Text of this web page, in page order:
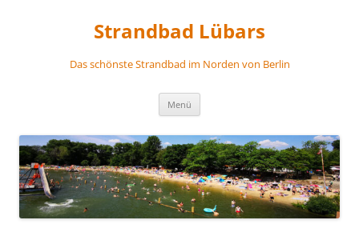
Strandbad Lübars
Das schönste Strandbad im Norden von Berlin
Menü